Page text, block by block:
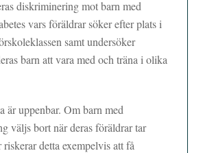
diskriminering mot barn med
vars föräldrar söker efter plats i
samt undersöker
barn att vara med och träna i olika
är uppenbar. Om barn med
väljs bort när deras föräldrar tar
detta exempelvis att få